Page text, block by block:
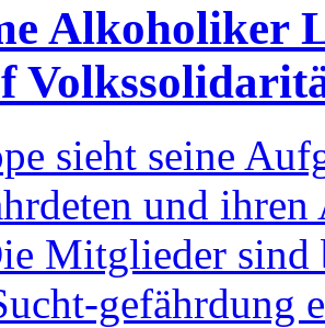
Alkoholiker
sieht seine
und
Mitglieder sind
gefährdung